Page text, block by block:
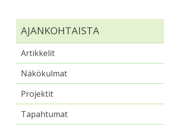
AJANKOHTAISTA
Artikkelit
Näkökulmat
Projektit
Tapahtumat